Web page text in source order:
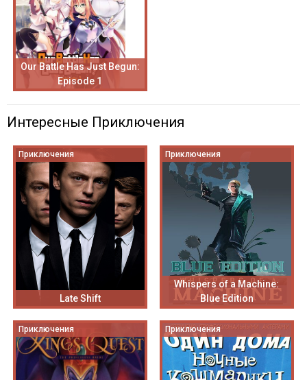
Our Battle Has Just Begun:
Episode 1
Интересные Приключения
Приключения
Late Shift
Приключения
Whispers of a Machine:
Blue Edition
Приключения Приключения